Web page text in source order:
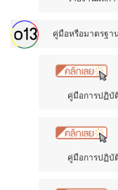
คู่มือหรือมาตรฐา
คู่มือการปฏิบั
คู่มือการปฏิบัติ